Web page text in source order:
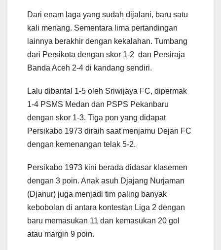
Dari enam laga yang sudah dijalani, baru satu
kali menang. Sementara lima pertandingan
lainnya berakhir dengan kekalahan. Tumbang
dari Persikota dengan skor 1-2 dan Persiraja
Banda Aceh 2-4 di kandang sendiri.
Lalu dibantaI 1-5 oleh Sriwijaya FC, dipermak
1-4 PSMS Medan dan PSPS Pekanbaru
dengan skor 1-3. Tiga pon yang didapat
Persikabo 1973 diraih saat menjamu Dejan FC
dengan kemenangan telak 5-2.
Persikabo 1973 kini berada didasar klasemen
dengan 3 poin. Anak asuh Djajang Nurjaman
(Djanur) juga menjadi tim paling banyak
kebobolan di antara kontestan Liga 2 dengan
baru memasukan 11 dan kemasukan 20 gol
atau margin 9 poin.